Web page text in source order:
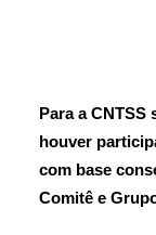
Para a CNTSS
houver
com base
Comitê e